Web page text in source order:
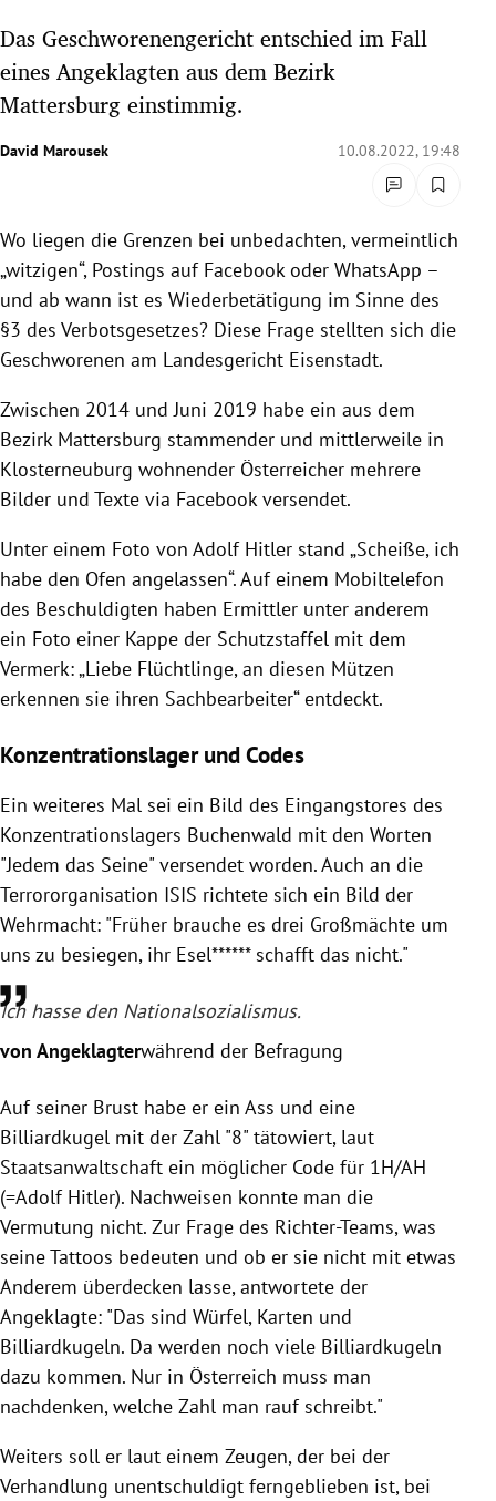
Untermenü
Untermenü
Untermenü
Untermenü
Das Geschworenengericht entschied im Fall
eines Angeklagten aus dem Bezirk
Mattersburg einstimmig.
David Marousek 10.08.2022, 19:48
Wo liegen die Grenzen bei unbedachten, vermeintlich
„witzigen“, Postings auf Facebook oder WhatsApp –
und ab wann ist es Wiederbetätigung im Sinne des
§3 des Verbotsgesetzes? Diese Frage stellten sich die
Geschworenen am Landesgericht Eisenstadt.
Zwischen 2014 und Juni 2019 habe ein aus dem
Bezirk Mattersburg stammender und mittlerweile in
Klosterneuburg wohnender Österreicher mehrere
Bilder und Texte via Facebook versendet.
Unter einem Foto von Adolf Hitler stand „Scheiße, ich
habe den Ofen angelassen“. Auf einem Mobiltelefon
des Beschuldigten haben Ermittler unter anderem
ein Foto einer Kappe der Schutzstaffel mit dem
Vermerk: „Liebe Flüchtlinge, an diesen Mützen
erkennen sie ihren Sachbearbeiter“ entdeckt.
Konzentrationslager und Codes
Ein weiteres Mal sei ein Bild des Eingangstores des
Konzentrationslagers Buchenwald mit den Worten
"Jedem das Seine" versendet worden. Auch an die
Terrororganisation ISIS richtete sich ein Bild der
Wehrmacht: "Früher brauche es drei Großmächte um
uns zu besiegen, ihr Esel****** schafft das nicht."
Ich hasse den Nationalsozialismus.
von Angeklagterwährend der Befragung
Auf seiner Brust habe er ein Ass und eine
Billiardkugel mit der Zahl "8" tätowiert, laut
Staatsanwaltschaft ein möglicher Code für 1H/AH
(=Adolf Hitler). Nachweisen konnte man die
Vermutung nicht. Zur Frage des Richter-Teams, was
seine Tattoos bedeuten und ob er sie nicht mit etwas
Anderem überdecken lasse, antwortete der
Angeklagte: "Das sind Würfel, Karten und
Billiardkugeln. Da werden noch viele Billiardkugeln
dazu kommen. Nur in Österreich muss man
nachdenken, welche Zahl man rauf schreibt."
Weiters soll er laut einem Zeugen, der bei der
Verhandlung unentschuldigt ferngeblieben ist, bei